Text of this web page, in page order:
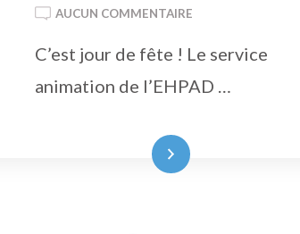
AUCUN COMMENTAIRE
RÉSIDENTS
C’est jour de fête ! Le service
animation de l’EHPAD …
Lire la suite